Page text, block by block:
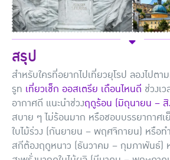
สรุป
สำหรับใครที่อยากไปเที่ยวยุโรป ลองไปตา
รูท เที่ยวเช็ก ออสเตรีย เดือนไหนดี ช่วงเ
อากาศดี แนะนำช่วงฤดูร้อน (มิถุนายน – สิ
สบาย ๆ ไม่ร้อนมาก หรือชอบบรรยากาศ
ใบไม้ร่วง (กันยายน – พฤศจิกายน) หรือท
สกีต้องฤดูหนาว (ธันวาคม – กุมภาพันธ์)